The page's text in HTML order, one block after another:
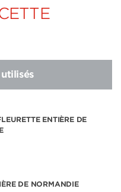
ENTIÈRE DE
DE NORMANDIE